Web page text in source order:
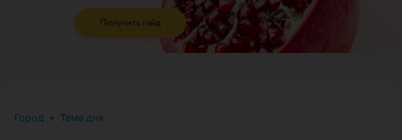
Город • Тема дня